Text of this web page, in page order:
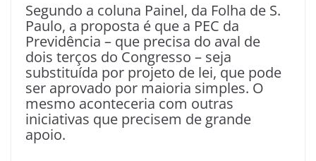
Segundo a coluna Painel, da Folha de S.
Paulo, a proposta é que a PEC da
Previdência – que precisa do aval de
dois terços do Congresso – seja
substituída por projeto de lei, que pode
ser aprovado por maioria simples. O
mesmo aconteceria com outras
iniciativas que precisem de grande
apoio.